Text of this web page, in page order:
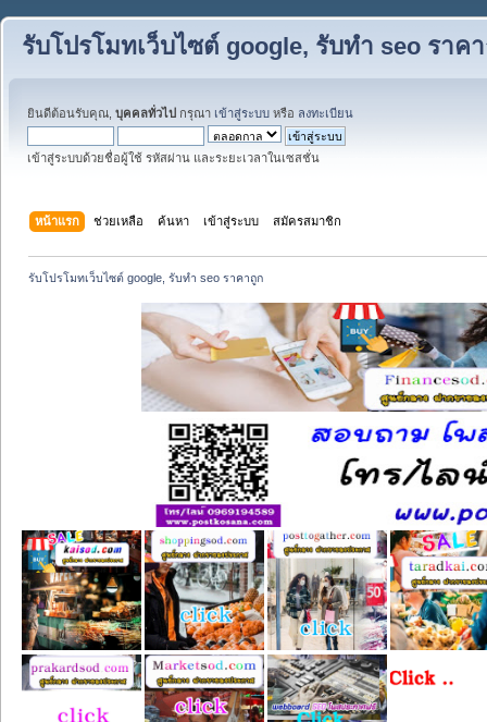
รับโปรโมทเว็บไซต์ google, รับทำ seo ราค
ยินดีต้อนรับคุณ, บุคคลทั่วไป กรุณา เข้าสู่ระบบ หรือ ลงทะเบียน
เข้าสู่ระบบด้วยชื่อผู้ใช้ รหัสผ่าน และระยะเวลาในเซสชั่น
หน้าแรก ช่วยเหลือ ค้นหา เข้าสู่ระบบ สมัครสมาชิก
รับโปรโมทเว็บไซต์ google, รับทำ seo ราคาถูก